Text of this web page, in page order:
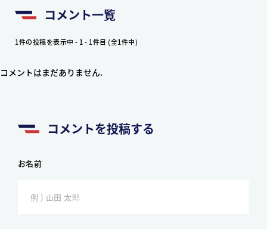
コメント一覧
1件の投稿を表示中 - 1 - 1件目 (全1件中)
コメントはまだありません.
コメントを投稿する
お名前